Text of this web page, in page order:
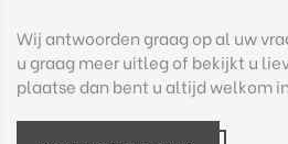
Wij antwoorden graag op al uw
u graag meer uitleg of bekijkt u
plaatse dan bent u altijd welkom